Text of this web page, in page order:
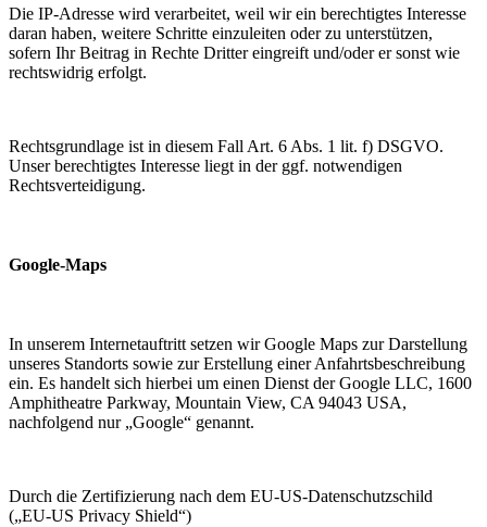
Die IP-Adresse wird verarbeitet, weil wir ein berechtigtes Interesse
daran haben, weitere Schritte einzuleiten oder zu unterstützen,
sofern Ihr Beitrag in Rechte Dritter eingreift und/oder er sonst wie
rechtswidrig erfolgt.
Rechtsgrundlage ist in diesem Fall Art. 6 Abs. 1 lit. f) DSGVO.
Unser berechtigtes Interesse liegt in der ggf. notwendigen
Rechtsverteidigung.
Google-Maps
In unserem Internetauftritt setzen wir Google Maps zur Darstellung
unseres Standorts sowie zur Erstellung einer Anfahrtsbeschreibung
ein. Es handelt sich hierbei um einen Dienst der Google LLC, 1600
Amphitheatre Parkway, Mountain View, CA 94043 USA,
nachfolgend nur „Google“ genannt.
Durch die Zertifizierung nach dem EU-US-Datenschutzschild
(„EU-US Privacy Shield“)